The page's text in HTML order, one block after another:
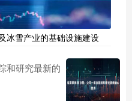
冰雪产业的基础设施建设
和研究最新的